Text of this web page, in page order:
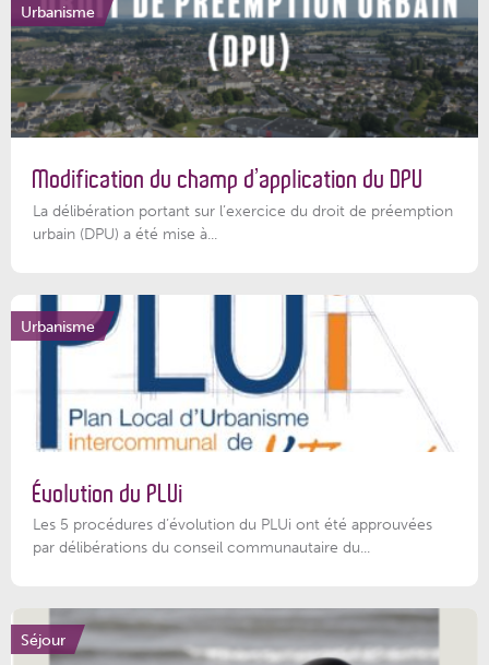
Urbanisme
Modification du champ d’application du DPU
La délibération portant sur l’exercice du droit de préemption
urbain (DPU) a été mise à...
Urbanisme
Évolution du PLUi
Les 5 procédures d’évolution du PLUi ont été approuvées
par délibérations du conseil communautaire du...
Séjour